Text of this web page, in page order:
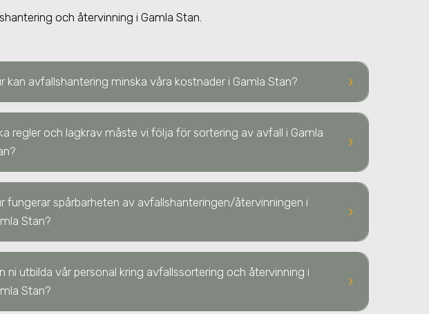
och återvinning i Gamla Stan.
keyboard_arrow_right
kan avfallshantering minska våra kostnader i Gamla Stan?
keyboard_arrow_right
regler och lagkrav måste vi följa för sortering av avfall i Gamla
keyboard_arrow_right
fungerar spårbarheten av avfallshanteringen/återvinningen i
Stan?
keyboard_arrow_right
ni utbilda vår personal kring avfallssortering och återvinning i
Stan?